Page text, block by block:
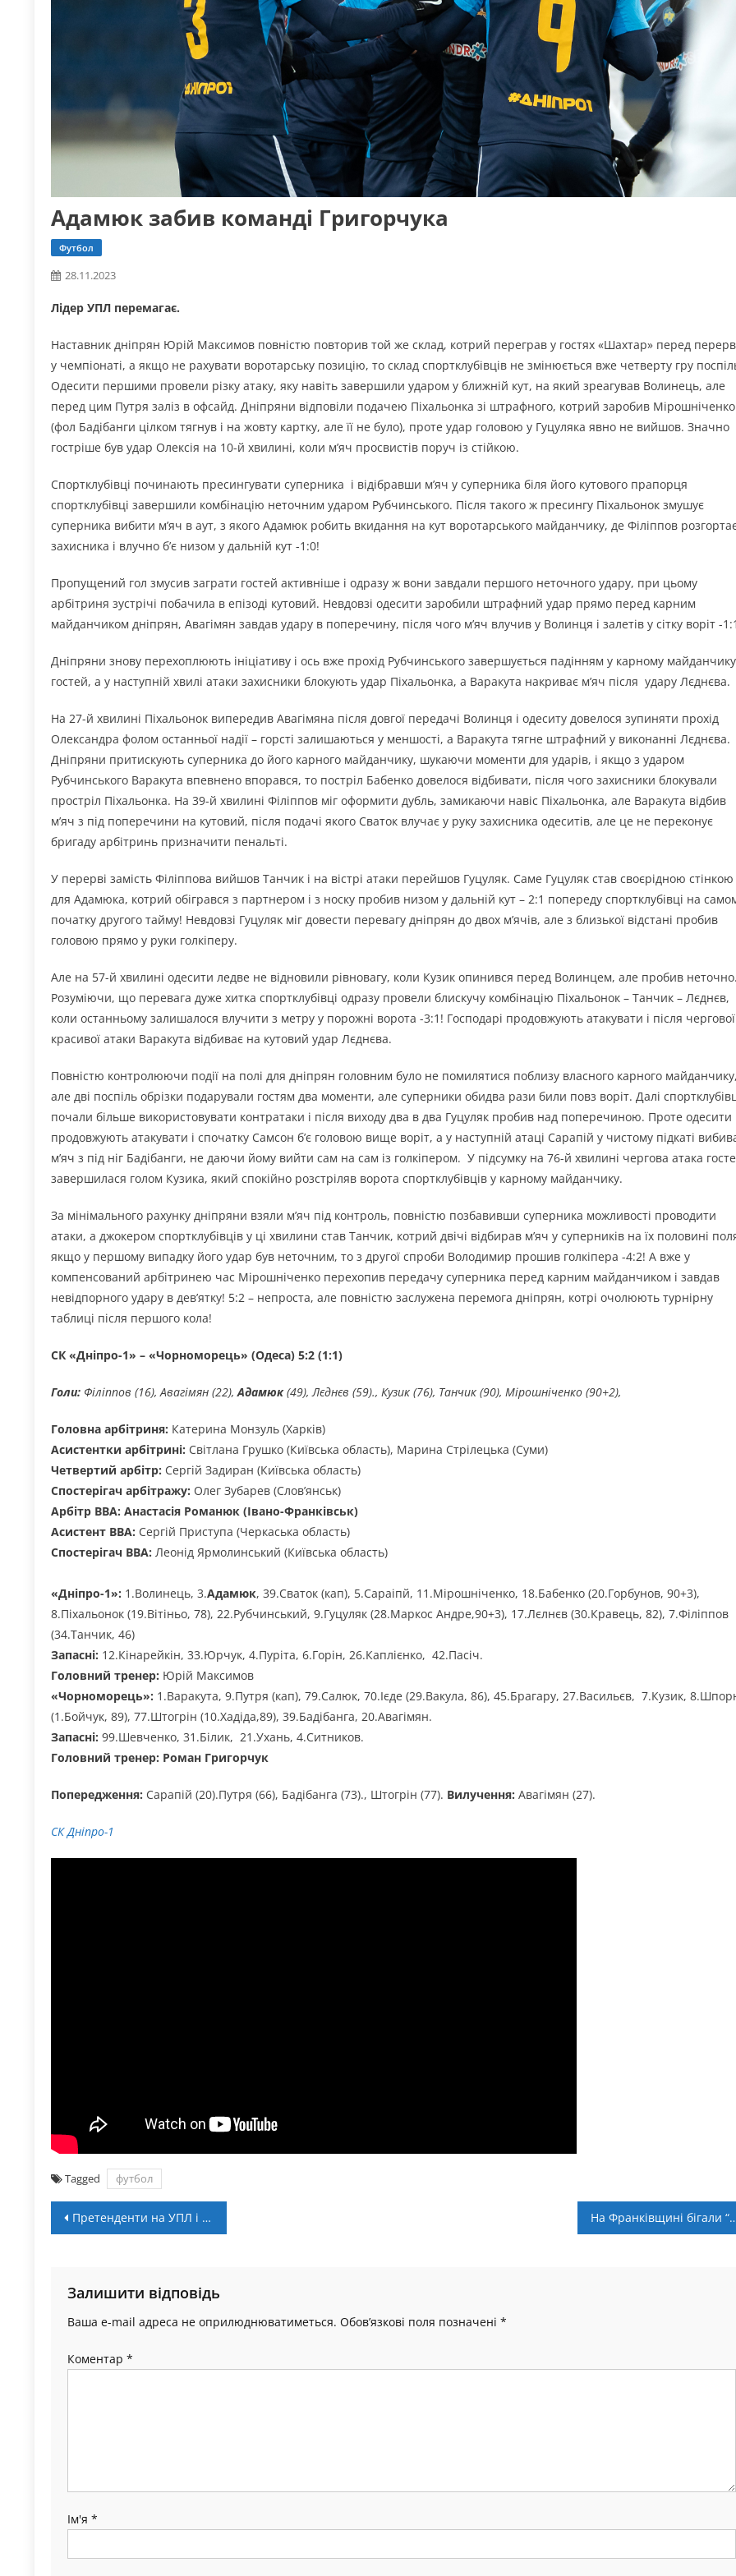
Адамюк забив команді Григорчука
Футбол
28.11.2023
Лідер УПЛ перемагає.
Наставник дніпрян Юрій Максимов повністю повторив той же склад, котрий переграв у гостях «Шахтар» перед
у чемпіонаті, а якщо не рахувати воротарську позицію, то склад спортклубівців не змінюється вже четверту гру
Одесити першими провели різку атаку, яку навіть завершили ударом у ближній кут, на який зреагував Волинець, але
перед цим Путря заліз в офсайд. Дніпряни відповіли подачею Піхальонка зі штрафного, котрий заробив Мірошніченко
(фол Бадібанги цілком тягнув і на жовту картку, але її не було), проте удар головою у Гуцуляка явно не вийшов. Значно
гостріше був удар Олексія на 10-й хвилині, коли м’яч просвистів поруч із стійкою.
Спортклубівці починають пресингувати суперника і відібравши м’яч у суперника біля його кутового прапорця
спортклубівці завершили комбінацію неточним ударом Рубчинського. Після такого ж пресингу Піхальонок змушує
суперника вибити м’яч в аут, з якого Адамюк робить вкидання на кут воротарського майданчику, де Філіппов
захисника і влучно б’є низом у дальній кут -1:0!
Пропущений гол змусив заграти гостей активніше і одразу ж вони завдали першого неточного удару, при цьому
арбітриня зустрічі побачила в епізоді кутовий. Невдовзі одесити заробили штрафний удар прямо перед карним
майданчиком дніпрян, Авагімян завдав удару в поперечину, після чого м’яч влучив у Волинця і залетів у сітку воріт -
Дніпряни знову перехоплюють ініціативу і ось вже прохід Рубчинського завершується падінням у карному майданчику
гостей, а у наступній хвилі атаки захисники блокують удар Піхальонка, а Варакута накриває м’яч після удару Лєднєва.
На 27-й хвилині Піхальонок випередив Авагімяна після довгої передачі Волинця і одеситу довелося зупиняти прохід
Олександра фолом останньої надії – горсті залишаються у меншості, а Варакута тягне штрафний у виконанні Лєднєва.
Дніпряни притискують суперника до його карного майданчику, шукаючи моменти для ударів, і якщо з ударом
Рубчинського Варакута впевнено впорався, то постріл Бабенко довелося відбивати, після чого захисники блокували
простріл Піхальонка. На 39-й хвилині Філіппов міг оформити дубль, замикаючи навіс Піхальонка, але Варакута відбив
м’яч з під поперечини на кутовий, після подачі якого Сваток влучає у руку захисника одеситів, але це не переконує
бригаду арбітринь призначити пенальті.
У перерві замість Філіппова вийшов Танчик і на вістрі атаки перейшов Гуцуляк. Саме Гуцуляк став своєрідною стінкою
для Адамюка, котрий обігрався з партнером і з носку пробив низом у дальній кут – 2:1 попереду спортклубівці на
початку другого тайму! Невдовзі Гуцуляк міг довести перевагу дніпрян до двох м’ячів, але з близької відстані пробив
головою прямо у руки голкіперу.
Але на 57-й хвилині одесити ледве не відновили рівновагу, коли Кузик опинився перед Волинцем, але пробив
Розуміючи, що перевага дуже хитка спортклубівці одразу провели блискучу комбінацію Піхальонок – Танчик – Лєднєв,
коли останньому залишалося влучити з метру у порожні ворота -3:1! Господарі продовжують атакувати і після чергової
красивої атаки Варакута відбиває на кутовий удар Лєднєва.
Повністю контролюючи події на полі для дніпрян головним було не помилятися поблизу власного карного
але дві поспіль обрізки подарували гостям два моменти, але суперники обидва рази били повз воріт. Далі
почали більше використовувати контратаки і після виходу два в два Гуцуляк пробив над поперечиною. Проте одесити
продовжують атакувати і спочатку Самсон б’є головою вище воріт, а у наступній атаці Сарапій у чистому підкаті
м’яч з під ніг Бадібанги, не даючи йому вийти сам на сам із голкіпером. У підсумку на 76-й хвилині чергова атака
завершилася голом Кузика, який спокійно розстріляв ворота спортклубівців у карному майданчику.
За мінімального рахунку дніпряни взяли м’яч під контроль, повністю позбавивши суперника можливості проводити
атаки, а джокером спортклубівців у ці хвилини став Танчик, котрий двічі відбирав м’яч у суперників на їх половині
якщо у першому випадку його удар був неточним, то з другої спроби Володимир прошив голкіпера -4:2! А вже у
компенсований арбітринею час Мірошніченко перехопив передачу суперника перед карним майданчиком і завдав
невідпорного удару в дев’ятку! 5:2 – непроста, але повністю заслужена перемога дніпрян, котрі очолюють турнірну
таблиці після першого кола!
СК «Дніпро-1» – «Чорноморець» (Одеса) 5:2 (1:1)
Голи: Філіппов (16), Авагімян (22), Адамюк(49), Лєднєв (59)., Кузик (76), Танчик (90), Мірошніченко (90+2),
Головна арбітриня: Катерина Монзуль (Харків)
Асистентки арбітрині: Світлана Грушко (Київська область), Марина Стрілецька (Суми)
Четвертий арбітр: Сергій Задиран (Київська область)
Спостерігач арбітражу: Олег Зубарев (Слов’янськ)
Арбітр ВВА: Анастасія Романюк (Івано-Франківськ)
Асистент ВВА: Сергій Приступа (Черкаська область)
Спостерігач ВВА: Леонід Ярмолинський (Київська область)
«Дніпро-1»: 1.Волинець, 3.Адамюк, 39.Сваток (кап), 5.Сараіпй, 11.Мірошніченко, 18.Бабенко (20.Горбунов, 90+3),
8.Піхальонок (19.Вітіньо, 78), 22.Рубчинський, 9.Гуцуляк (28.Маркос Андре,90+3), 17.Лєлнєв (30.Кравець, 82), 7.Філіппов
(34.Танчик, 46)
Запасні: 12.Кінарейкін, 33.Юрчук, 4.Пуріта, 6.Горін, 26.Каплієнко, 42.Пасіч.
Головний тренер: Юрій Максимов
«Чорноморець»: 1.Варакута, 9.Путря (кап), 79.Салюк, 70.Ієде (29.Вакула, 86), 45.Брагару, 27.Васильєв, 7.Кузик,
(1.Бойчук, 89), 77.Штогрін (10.Хадіда,89), 39.Бадібанга, 20.Авагімян.
Запасні: 99.Шевченко, 31.Білик, 21.Ухань, 4.Ситников.
Головний тренер: Роман Григорчук
Попередження: Сарапій (20).Путря (66), Бадібанга (73)., Штогрін (77). Вилучення: Авагімян (27).
СК Дніпро-1
Tagged футбол
Навігація
Претенденти на УПЛ і пониження. У Першій лізі відбувся розподіл команд на групи На Франківщині
Залишити відповідь
Ваша e-mail адреса не оприлюднюватиметься. Обов’язкові поля позначені *
Коментар *
Ім'я *